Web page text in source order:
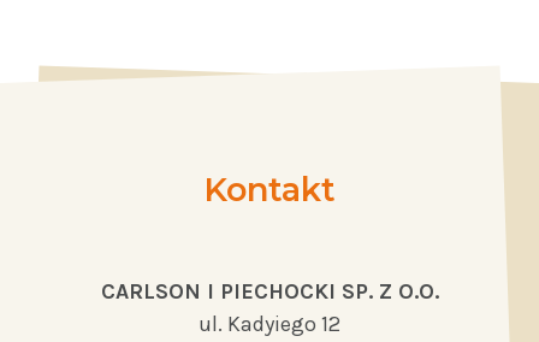
Kontakt
CARLSON I PIECHOCKI SP. Z O.O.
ul. Kadyiego 12